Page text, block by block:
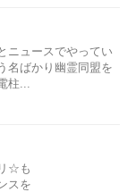
ュースでやってい
名ばかり幽霊同盟を
柱...
☆も
スを